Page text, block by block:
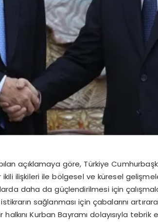
açıklamaya göre, Türkiye
ilişkileri ile bölgesel ve küresel
daha da güçlendirilmesi için
sağlanması için çabalarını
Kurban Bayramı dolayısıyla